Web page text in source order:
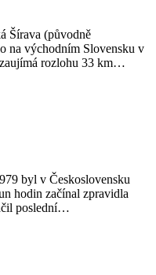
Šírava (původně
na východním Slovensku v
rozlohu 33 km…
byl v Československu
hodin začínal zpravidla
poslední…